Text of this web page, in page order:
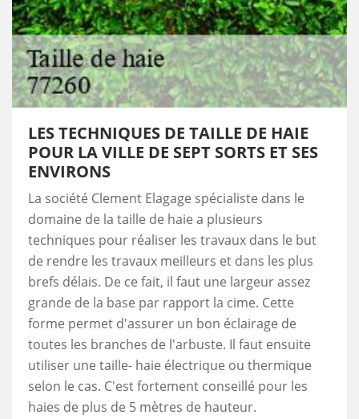
LES TECHNIQUES DE TAILLE DE HAIE
POUR LA VILLE DE SEPT SORTS ET SES
ENVIRONS
La société Clement Elagage spécialiste dans le
domaine de la taille de haie a plusieurs
techniques pour réaliser les travaux dans le but
de rendre les travaux meilleurs et dans les plus
brefs délais. De ce fait, il faut une largeur assez
grande de la base par rapport la cime. Cette
forme permet d'assurer un bon éclairage de
toutes les branches de l'arbuste. Il faut ensuite
utiliser une taille- haie électrique ou thermique
selon le cas. C'est fortement conseillé pour les
haies de plus de 5 mètres de hauteur.